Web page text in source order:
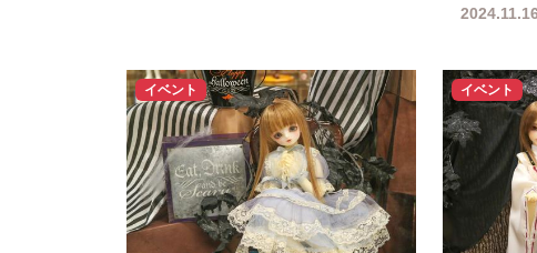
イベント イベント